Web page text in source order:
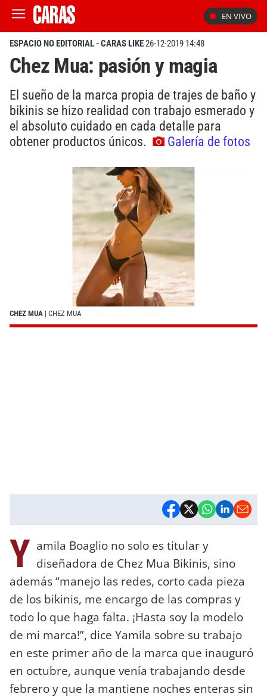
EN VIVO
ESPACIO NO EDITORIAL - CARAS LIKE26-12-2019 14:48
Chez Mua: pasión y magia
El sueño de la marca propia de trajes de baño y
bikinis se hizo realidad con trabajo esmerado y
el absoluto cuidado en cada detalle para
obtener productos únicos.
Galería de fotos
CHEZ MUA | CHEZ MUA
Y amila Boaglio no solo es titular y
diseñadora de Chez Mua Bikinis, sino
además “manejo las redes, corto cada pieza
de los bikinis, me encargo de las compras y
todo lo que haga falta. ¡Hasta soy la modelo
de mi marca!”, dice Yamila sobre su trabajo
en este primer año de la marca que inauguró
en octubre, aunque venía trabajando desde
febrero y que la mantiene noches enteras sin